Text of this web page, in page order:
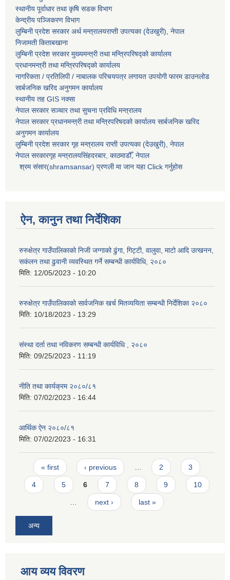
स्थानीय पूर्वाधार तथा कृषि सडक विभाग
केन्द्रीय पञ्जिकरण विभाग
लुम्बिनी प्रदेश सरकार अर्थ मन्त्रालयराप्ती उपत्यका (देउखुरी), नेपाल
निजामती किताबखाना
लुम्बिनी प्रदेश सरकार मुख्यमन्त्री तथा मन्त्रिपरिषद्को कार्यालय
प्रधानमन्त्री तथा मन्त्रिपरिषद्को कार्यालय
नागरिकता / प्रतिलिपी / नाबालक परिचयपत्र लगायत उपयोगी फारम डाउनलोड
सार्बजनिक खरिद अनुगमन कार्यालय
स्थानीय तह GIS नक्सा
नेपाल सरकारसञ्चार तथा सुचना प्रविधि मन्त्रालय
नेपाल सरकार प्रधानमन्त्री तथा मन्त्रिपरिषदको कार्यालय सार्बजनिक खरिद
अनुगमन कार्यालय
लुम्बिनी प्रदेश सरकार गृह मन्त्रालय राप्ती उपत्यका (देउखुरी), नेपाल
नेपाल सरकारगृह मन्त्रालयसिंहदरबार, काठमाडौँ, नेपाल
श्रम संसार(shramsansar) प्रणली मा जान यहा Click गर्नुहोस
ऐन, कानुन तथा निर्देशिका
रुरुक्षेत्र गाउँपालिकाको निजी जग्गाको ढुंगा, गिट्टी, वालुवा, माटो आदि उत्खनन,
सकंलन तथा ढुवानी व्यवस्थित गर्ने सम्बन्धी कार्यविधि, २०८०
मिति: 12/05/2023 - 10:20
रुरुक्षेत्र गाउँपालिकाको सार्वजनिक खर्च मितव्ययिता सम्बन्धी निर्देशिका २०८०
मिति: 10/18/2023 - 13:29
संस्था दर्ता तथा नविकरण सम्बन्धी कार्यविधि , २०८०
मिति: 09/25/2023 - 11:19
नीति तथा कार्यक्रम २०८०/८१
मिति: 07/02/2023 - 16:44
आर्थिक ऐन २०८०/८१
मिति: 07/02/2023 - 16:31
Pages
« first ‹ previous 2 3
4 5 6 7 8 9 10
next › last »
अन्य
आय व्यय विवरण